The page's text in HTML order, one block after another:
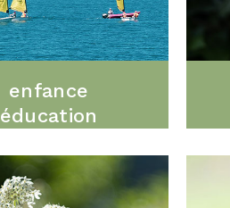
enfance
éducation